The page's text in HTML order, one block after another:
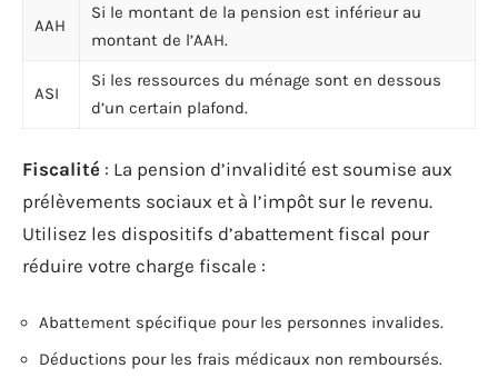
AAH
Si le montant de la pension est inférieur au
montant de l’AAH.
ASI
Si les ressources du ménage sont en dessous
d’un certain plafond.
Fiscalité : La pension d’invalidité est soumise aux
prélèvements sociaux et à l’impôt sur le revenu.
Utilisez les dispositifs d’abattement fiscal pour
réduire votre charge fiscale :
Abattement spécifique pour les personnes invalides.
Déductions pour les frais médicaux non remboursés.